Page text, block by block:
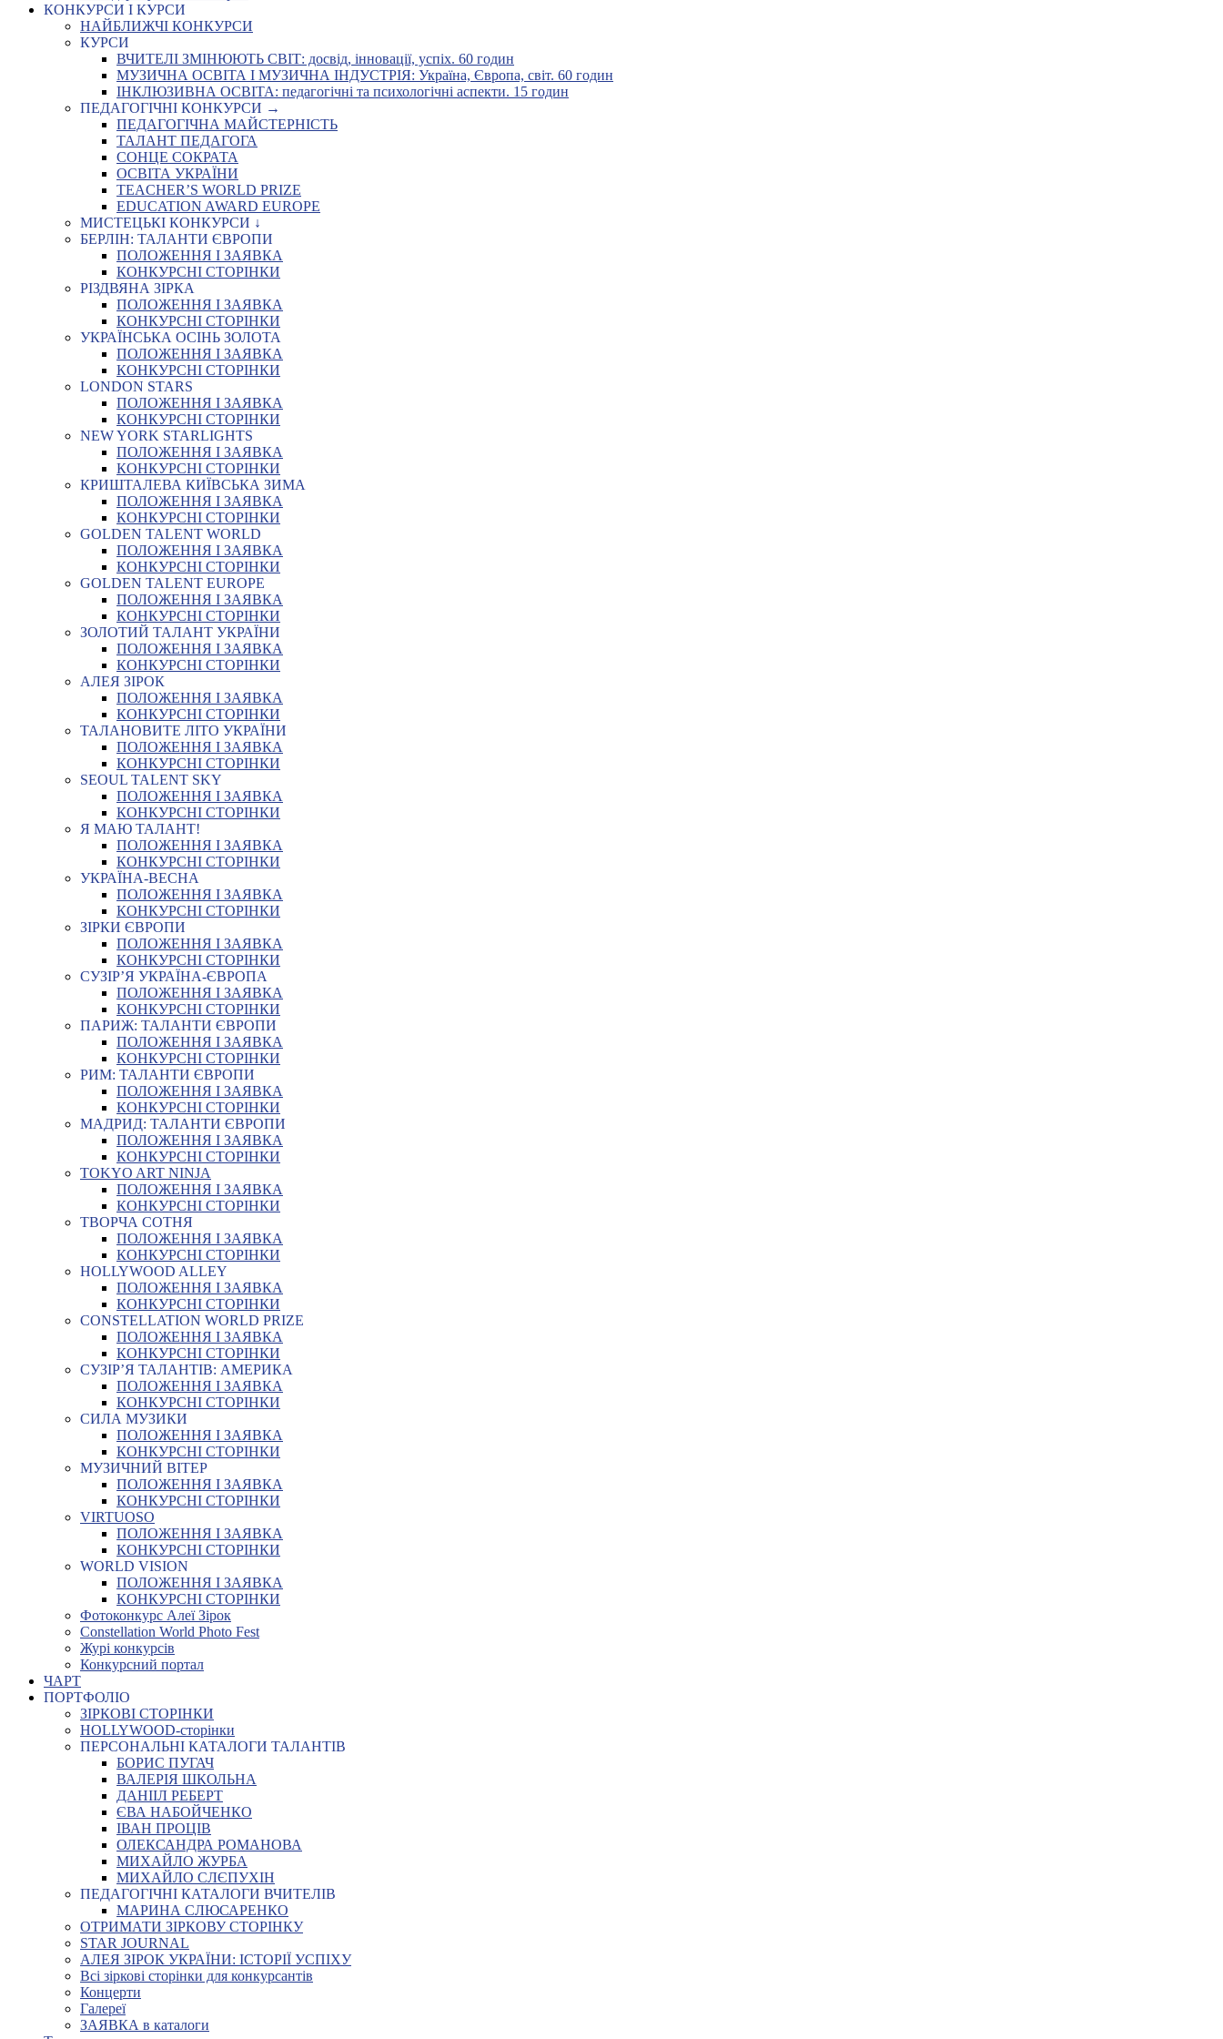
КОНКУРСИ І КУРСИ
НАЙБЛИЖЧІ КОНКУРСИ
КУРСИ
ВЧИТЕЛІ ЗМІНЮЮТЬ СВІТ: досвід, інновації, успіх. 60 годин
МУЗИЧНА ОСВІТА І МУЗИЧНА ІНДУСТРІЯ: Україна, Європа, світ. 60 годин
ІНКЛЮЗИВНА ОСВІТА: педагогічні та психологічні аспекти. 15 годин
ПЕДАГОГІЧНІ КОНКУРСИ →
ПЕДАГОГІЧНА МАЙСТЕРНІСТЬ
ТАЛАНТ ПЕДАГОГА
СОНЦЕ СОКРАТА
ОСВІТА УКРАЇНИ
TEACHER’S WORLD PRIZE
EDUCATION AWARD EUROPE
МИСТЕЦЬКІ КОНКУРСИ ↓
БЕРЛІН: ТАЛАНТИ ЄВРОПИ
ПОЛОЖЕННЯ І ЗАЯВКА
КОНКУРСНІ СТОРІНКИ
РІЗДВЯНА ЗІРКА
ПОЛОЖЕННЯ І ЗАЯВКА
КОНКУРСНІ СТОРІНКИ
УКРАЇНСЬКА ОСІНЬ ЗОЛОТА
ПОЛОЖЕННЯ І ЗАЯВКА
КОНКУРСНІ СТОРІНКИ
LONDON STARS
ПОЛОЖЕННЯ І ЗАЯВКА
КОНКУРСНІ СТОРІНКИ
NEW YORK STARLIGHTS
ПОЛОЖЕННЯ І ЗАЯВКА
КОНКУРСНІ СТОРІНКИ
КРИШТАЛЕВА КИЇВСЬКА ЗИМА
ПОЛОЖЕННЯ І ЗАЯВКА
КОНКУРСНІ СТОРІНКИ
GOLDEN TALENT WORLD
ПОЛОЖЕННЯ І ЗАЯВКА
КОНКУРСНІ СТОРІНКИ
GOLDEN TALENT EUROPE
ПОЛОЖЕННЯ І ЗАЯВКА
КОНКУРСНІ СТОРІНКИ
ЗОЛОТИЙ ТАЛАНТ УКРАЇНИ
ПОЛОЖЕННЯ І ЗАЯВКА
КОНКУРСНІ СТОРІНКИ
АЛЕЯ ЗІРОК
ПОЛОЖЕННЯ І ЗАЯВКА
КОНКУРСНІ СТОРІНКИ
ТАЛАНОВИТЕ ЛІТО УКРАЇНИ
ПОЛОЖЕННЯ І ЗАЯВКА
КОНКУРСНІ СТОРІНКИ
SEOUL TALENT SKY
ПОЛОЖЕННЯ І ЗАЯВКА
КОНКУРСНІ СТОРІНКИ
Я МАЮ ТАЛАНТ!
ПОЛОЖЕННЯ І ЗАЯВКА
КОНКУРСНІ СТОРІНКИ
УКРАЇНА-ВЕСНА
ПОЛОЖЕННЯ І ЗАЯВКА
КОНКУРСНІ СТОРІНКИ
ЗІРКИ ЄВРОПИ
ПОЛОЖЕННЯ І ЗАЯВКА
КОНКУРСНІ СТОРІНКИ
СУЗІР’Я УКРАЇНА-ЄВРОПА
ПОЛОЖЕННЯ І ЗАЯВКА
КОНКУРСНІ СТОРІНКИ
ПАРИЖ: ТАЛАНТИ ЄВРОПИ
ПОЛОЖЕННЯ І ЗАЯВКА
КОНКУРСНІ СТОРІНКИ
РИМ: ТАЛАНТИ ЄВРОПИ
ПОЛОЖЕННЯ І ЗАЯВКА
КОНКУРСНІ СТОРІНКИ
МАДРИД: ТАЛАНТИ ЄВРОПИ
ПОЛОЖЕННЯ І ЗАЯВКА
КОНКУРСНІ СТОРІНКИ
TOKYO ART NINJA
ПОЛОЖЕННЯ І ЗАЯВКА
КОНКУРСНІ СТОРІНКИ
ТВОРЧА СОТНЯ
ПОЛОЖЕННЯ І ЗАЯВКА
КОНКУРСНІ СТОРІНКИ
HOLLYWOOD ALLEY
ПОЛОЖЕННЯ І ЗАЯВКА
КОНКУРСНІ СТОРІНКИ
CONSTELLATION WORLD PRIZE
ПОЛОЖЕННЯ І ЗАЯВКА
КОНКУРСНІ СТОРІНКИ
СУЗІР’Я ТАЛАНТІВ: АМЕРИКА
ПОЛОЖЕННЯ І ЗАЯВКА
КОНКУРСНІ СТОРІНКИ
СИЛА МУЗИКИ
ПОЛОЖЕННЯ І ЗАЯВКА
КОНКУРСНІ СТОРІНКИ
МУЗИЧНИЙ ВІТЕР
ПОЛОЖЕННЯ І ЗАЯВКА
КОНКУРСНІ СТОРІНКИ
VIRTUOSO
ПОЛОЖЕННЯ І ЗАЯВКА
КОНКУРСНІ СТОРІНКИ
WORLD VISION
ПОЛОЖЕННЯ І ЗАЯВКА
КОНКУРСНІ СТОРІНКИ
Фотоконкурс Алеї Зірок
Constellation World Photo Fest
Журі конкурсів
Конкурсний портал
ЧАРТ
ПОРТФОЛІО
ЗІРКОВІ СТОРІНКИ
HOLLYWOOD-сторінки
ПЕРСОНАЛЬНІ КАТАЛОГИ ТАЛАНТІВ
БОРИС ПУГАЧ
ВАЛЕРІЯ ШКОЛЬНА
ДАНІІЛ РЕБЕРТ
ЄВА НАБОЙЧЕНКО
ІВАН ПРОЦІВ
ОЛЕКСАНДРА РОМАНОВА
МИХАЙЛО ЖУРБА
МИХАЙЛО СЛЄПУХІН
ПЕДАГОГІЧНІ КАТАЛОГИ ВЧИТЕЛІВ
МАРИНА СЛЮСАРЕНКО
ОТРИМАТИ ЗІРКОВУ СТОРІНКУ
STAR JOURNAL
АЛЕЯ ЗІРОК УКРАЇНИ: ІСТОРІЇ УСПІХУ
Всі зіркові сторінки для конкурсантів
Концерти
Галереї
ЗАЯВКА в каталоги